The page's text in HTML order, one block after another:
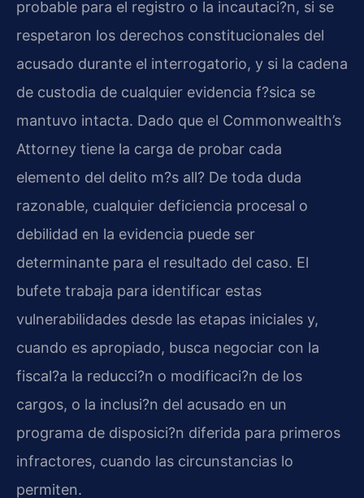
probable para el registro o la incautaci?n, si se
respetaron los derechos constitucionales del
acusado durante el interrogatorio, y si la cadena
de custodia de cualquier evidencia f?sica se
mantuvo intacta. Dado que el Commonwealth’s
Attorney tiene la carga de probar cada
elemento del delito m?s all? De toda duda
razonable, cualquier deficiencia procesal o
debilidad en la evidencia puede ser
determinante para el resultado del caso. El
bufete trabaja para identificar estas
vulnerabilidades desde las etapas iniciales y,
cuando es apropiado, busca negociar con la
fiscal?a la reducci?n o modificaci?n de los
cargos, o la inclusi?n del acusado en un
programa de disposici?n diferida para primeros
infractores, cuando las circunstancias lo
permiten.